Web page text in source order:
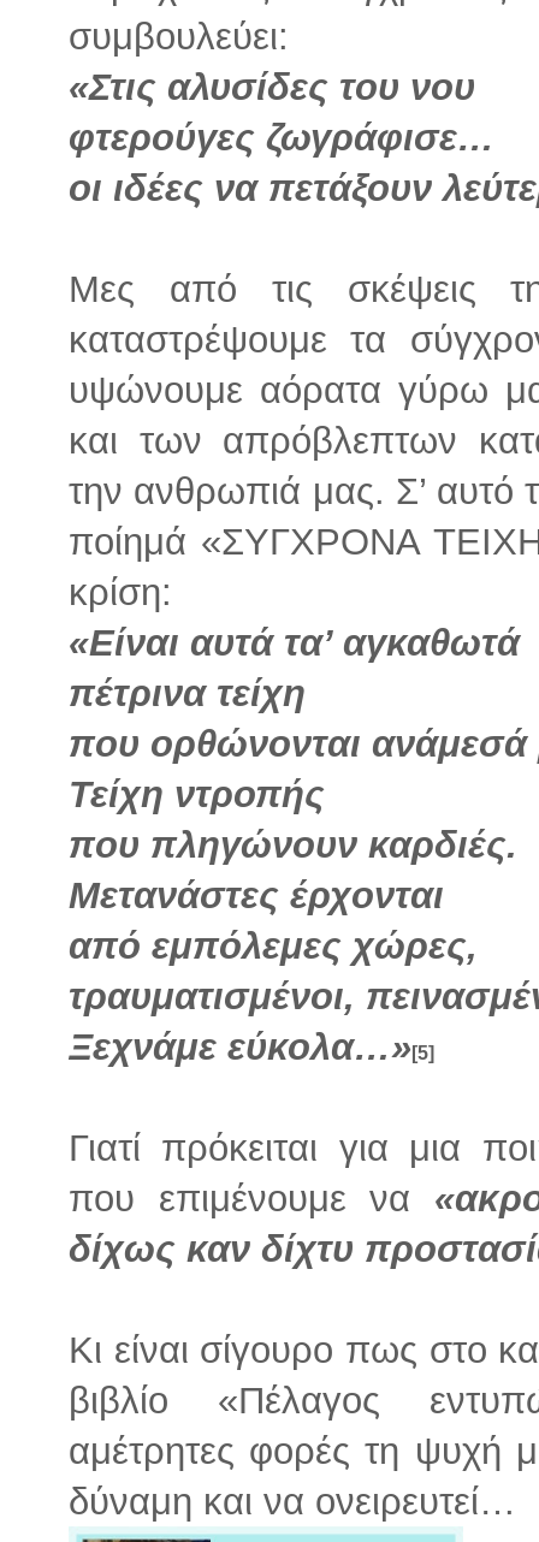
συμβουλεύει:
«Στις αλυσίδες του νου
φτερούγες ζωγράφισε…
οι ιδέες να πετάξουν
Μες από τις σκέψεις
καταστρέψουμε τα
υψώνουμε αόρατα γύρω
και των απρόβλεπτων
την ανθρωπιά μας. Σ’ αυτό
ποίημά «ΣΥΓΧΡΟΝΑ
κρίση:
«Είναι αυτά τα’ αγκαθωτά
πέτρινα τείχη
που ορθώνονται ανάμεσά
Τείχη ντροπής
που πληγώνουν καρδιές.
Μετανάστες έρχονται
από εμπόλεμες χώρες,
τραυματισμένοι,
Ξεχνάμε εύκολα…»[5]
Γιατί πρόκειται για μια
που επιμένουμε να
δίχως καν δίχτυ
Κι είναι σίγουρο πως στο
βιβλίο «Πέλαγος
αμέτρητες φορές τη ψυχή
δύναμη και να ονειρευτεί…